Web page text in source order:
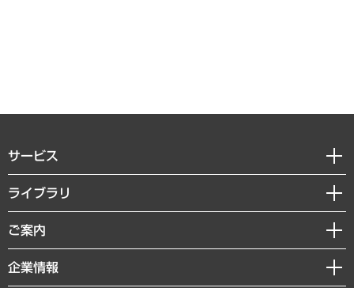
サービス
経営戦略
組織・人事戦略
デジタルイノベーション
ライブラリ
経済調査
レポート
コラム
ご案内
セミナー・イベント情報
MUFGビジネスセミナー
企業情報